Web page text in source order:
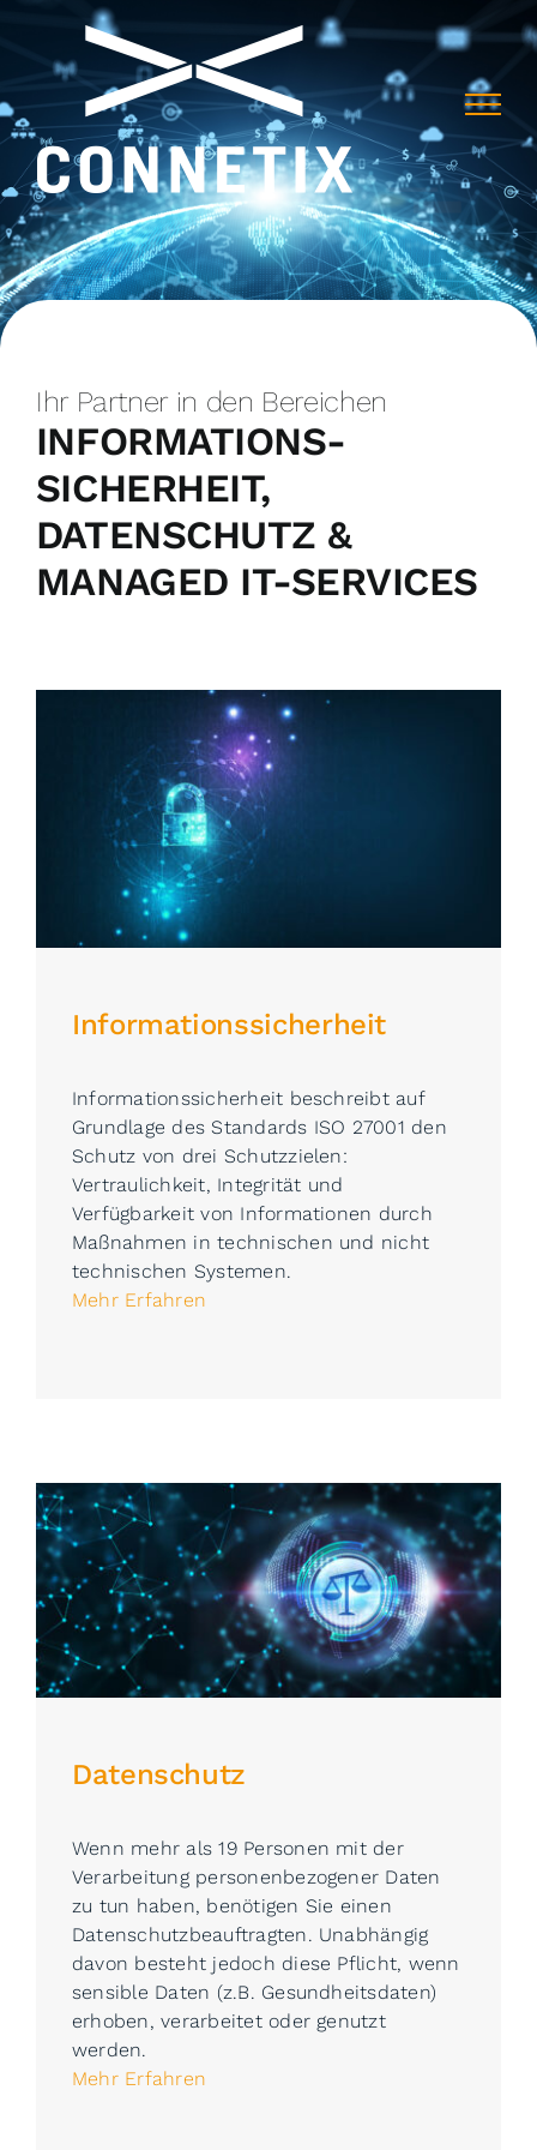
content
Ihr Partner in den Bereichen
INFORMATIONS-
SICHERHEIT,
DATENSCHUTZ &
MANAGED IT-SERVICES
Informationssicherheit
Informationssicherheit beschreibt auf
Grundlage des Standards ISO 27001 den
Schutz von drei Schutzzielen:
Vertraulichkeit, Integrität und
Verfügbarkeit von Informationen durch
Maßnahmen in technischen und nicht
technischen Systemen.
Mehr Erfahren
Datenschutz
Wenn mehr als 19 Personen mit der
Verarbeitung personenbezogener Daten
zu tun haben, benötigen Sie einen
Datenschutzbeauftragten. Unabhängig
davon besteht jedoch diese Pflicht, wenn
sensible Daten (z.B. Gesundheitsdaten)
erhoben, verarbeitet oder genutzt
werden.
Mehr Erfahren